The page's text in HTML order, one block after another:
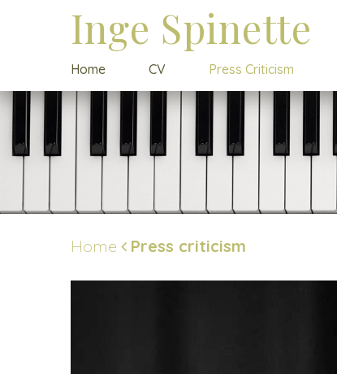
Inge Spinette
Home CV Press Criticism
Home Press criticism